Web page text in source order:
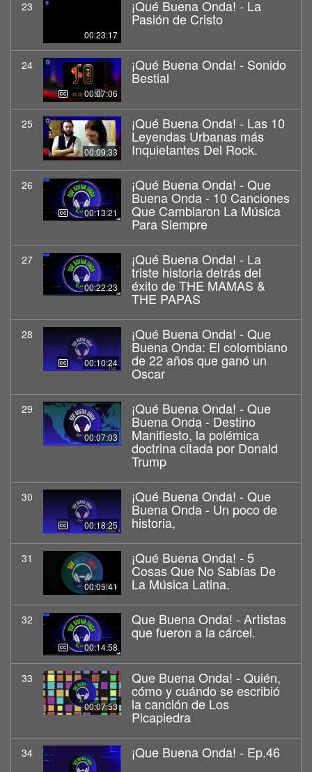
23
00:23:17
¡Qué Buena Onda! - La
Pasión de Cristo
24
00:07:06
¡Qué Buena Onda! - Sonido
Bestial
25
00:09:33
¡Qué Buena Onda! - Las 10
Leyendas Urbanas más
Inquietantes Del Rock.
26
00:13:21
¡Qué Buena Onda! - Que
Buena Onda - 10 Canciones
Que Cambiaron La Música
Para Siempre
27
00:22:23
¡Qué Buena Onda! - La
triste historia detrás del
éxito de THE MAMAS &
THE PAPAS
28
00:10:24
¡Qué Buena Onda! - Que
Buena Onda: El colombiano
de 22 años que ganó un
Oscar
29
00:07:03
¡Qué Buena Onda! - Que
Buena Onda - Destino
Manifiesto, la polémica
doctrina citada por Donald
Trump
30
00:18:25
¡Qué Buena Onda! - Que
Buena Onda - Un poco de
historia,
31
00:05:41
¡Qué Buena Onda! - 5
Cosas Que No Sabías De
La Música Latina.
32
00:14:58
Que Buena Onda! - Artistas
que fueron a la cárcel.
33
00:07:53
Que Buena Onda! - Quién,
cómo y cuándo se escribió
la canción de Los
Picapiedra
34 ¡Que Buena Onda! - Ep.46